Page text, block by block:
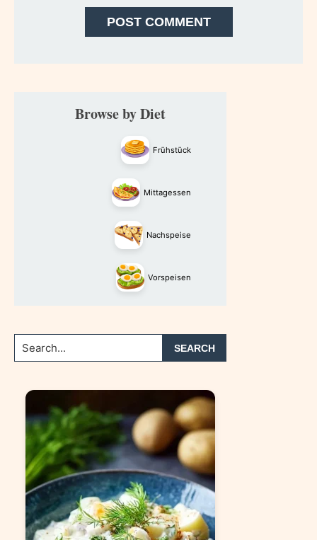
Primary
SidebarBrowse by Diet
Frühstück
Mittagessen
Nachspeise
Vorspeisen
Search...